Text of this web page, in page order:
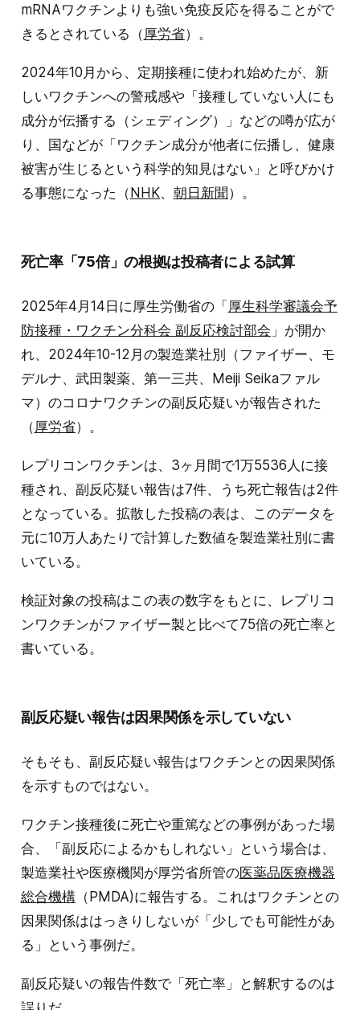
mRNAワクチンよりも強い免疫反応を得ることがで
きるとされている（ 厚労省）。
2024年10月から、定期接種に使われ始めたが、新
しいワクチンへの警戒感や「接種していない人にも
成分が伝播する（シェディング）」などの噂が広が
り、国などが「ワクチン成分が他者に伝播し、健康
被害が生じるという科学的知見はない」と呼びかけ
る事態になった（NHK、 朝日新聞）。
死亡率「75倍」の根拠は投稿者による試算
2025年4月14日に厚生労働省の「厚生科学審議会予
防接種・ワクチン分科会 副反応検討部会 」が開か
れ、2024年10-12月の製造業社別（ファイザー、モ
デルナ、武田製薬、第一三共、Meiji Seikaファル
マ）のコロナワクチンの副反応疑いが報告された
（ 厚労省）。
レプリコンワクチンは、3ヶ月間で1万5536人に接
種され、副反応疑い報告は7件、うち死亡報告は2件
となっている。拡散した投稿の表は、このデータを
元に10万人あたりで計算した数値を製造業社別に書
いている。
検証対象の投稿はこの表の数字をもとに、レプリコ
ンワクチンがファイザー製と比べて75倍の死亡率と
書いている。
副反応疑い報告は因果関係を示していない
そもそも、副反応疑い報告はワクチンとの因果関係
を示すものではない。
ワクチン接種後に死亡や重篤などの事例があった場
合、「副反応によるかもしれない」という場合は、
製造業社や医療機関が厚労省所管の医薬品医療機器
総合機構（PMDA)に報告する。これはワクチンとの
因果関係ははっきりしないが「少しでも可能性があ
る」という事例だ。
副反応疑いの報告件数で「死亡率」と解釈するのは